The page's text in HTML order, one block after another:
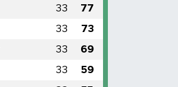
33 77
33 73
33 69
33 59